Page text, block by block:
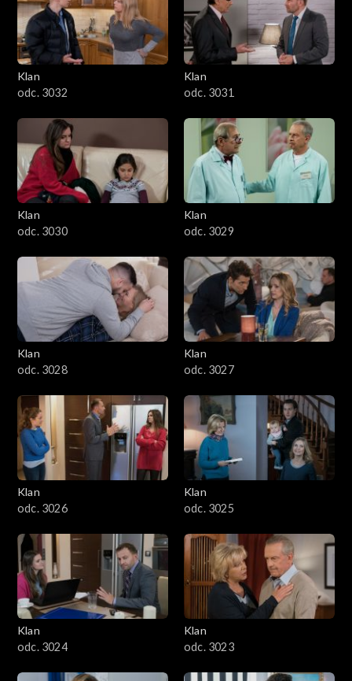
Klan
odc. 3032
Klan
odc. 3031
Klan
odc. 3030
Klan
odc. 3029
Klan
odc. 3028
Klan
odc. 3027
Klan
odc. 3026
Klan
odc. 3025
Klan
odc. 3024
Klan
odc. 3023